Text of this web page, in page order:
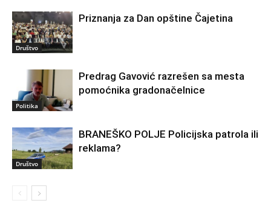
Društvo
Priznanja za Dan opštine Čajetina
Politika
Predrag Gavović razrešen sa mesta
pomoćnika gradonačelnice
Društvo
BRANEŠKO POLJE Policijska patrola ili
reklama?